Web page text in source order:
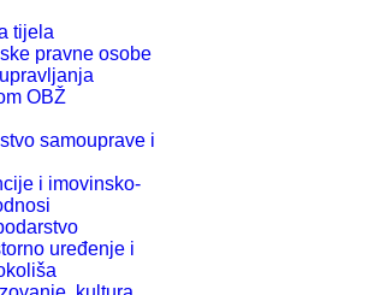
tijela
pravne osobe
OBŽ
samouprave i
i imovinsko-
uređenje i